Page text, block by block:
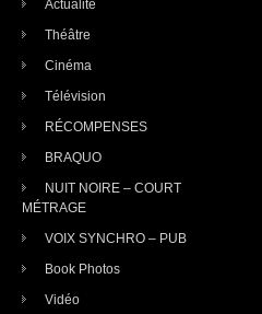
Actualité
Théâtre
Cinéma
Télévision
RÉCOMPENSES
BRAQUO
NUIT NOIRE – COURT
MÉTRAGE
VOIX SYNCHRO – PUB
Book Photos
Vidéo